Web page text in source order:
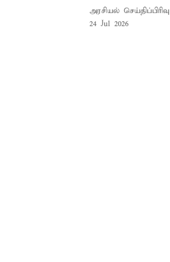
அரசியல் செய்திப்பிரிவு
24 Jul 2026